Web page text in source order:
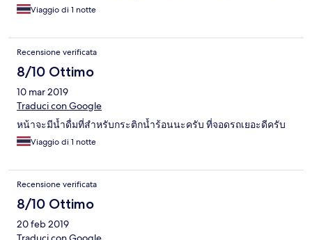
Viaggio di 1 notte
Recensione verificata
8/10 Ottimo
10 mar 2019
Traduci con Google
หน้าจะมีน้ำดื่มที่สำหรับกระติกน้ำร้อนนะครับ ที่จอดรถเยอะดีครับ
Viaggio di 1 notte
Recensione verificata
8/10 Ottimo
20 feb 2019